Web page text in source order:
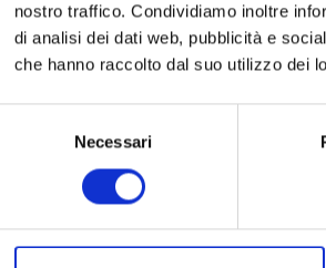
nostro traffico. Condividiamo inoltre
di analisi dei dati web, pubblicità e
che hanno raccolto dal suo utilizzo dei
Necessari
Qual'è il tuo